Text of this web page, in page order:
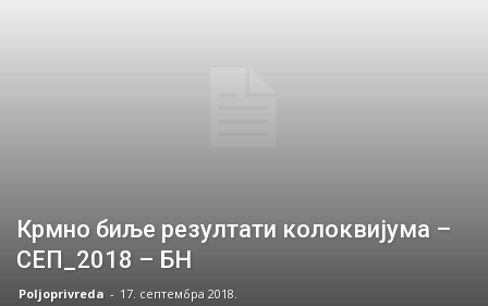
Крмно биље резултати колоквијума –
СЕП_2018 – БН
Poljoprivreda - 17. септембра 2018.